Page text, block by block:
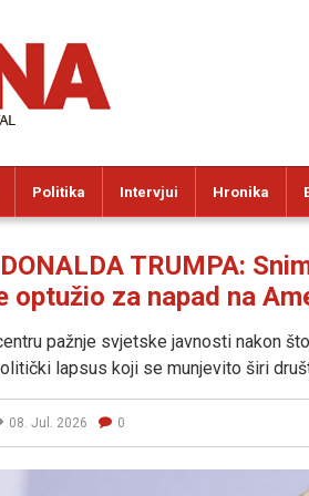
Politika Intervjui Hronika
TRUMPA:
optužio za napad na
pažnje svjetske javnosti nakon
lapsus koji se munjevito širi
08. Jul. 2026 0